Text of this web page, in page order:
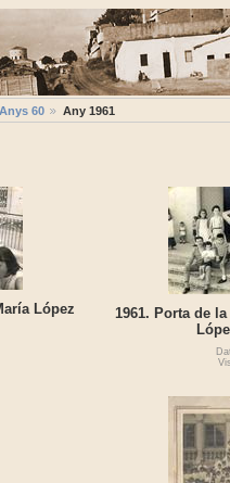
Anys 60 Any 1961
López
1961. Porta de